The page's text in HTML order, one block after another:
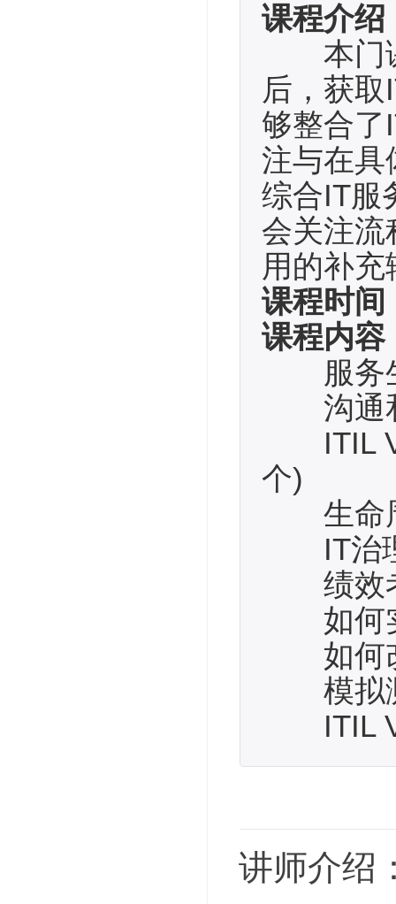
课程介绍
本门课
后，获
够整合了
注与在具
综合IT服
会关注流
用的补
课程时间
课程内容
服务生
沟通和
ITIL
个)
生命周
IT治理
绩效考
如何实
如何改
模拟
ITIL
讲师介绍